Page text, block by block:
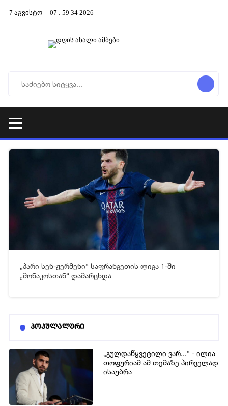
7 აგვისტო 07 : 59 34 2026
[xfgiven_video2][/xfgiven_video2]
07-03-2026 06:06 197
„პარი სენ-ჟერმენი“ საფრანგეთის ლიგა 1-ში
„მონაკოსთან“ დამარცხდა
პოპულალური
„გულდაწყვეტილი ვარ...“ - ილია
თოფურიამ ამ თემაზე პირველად
ისაუბრა